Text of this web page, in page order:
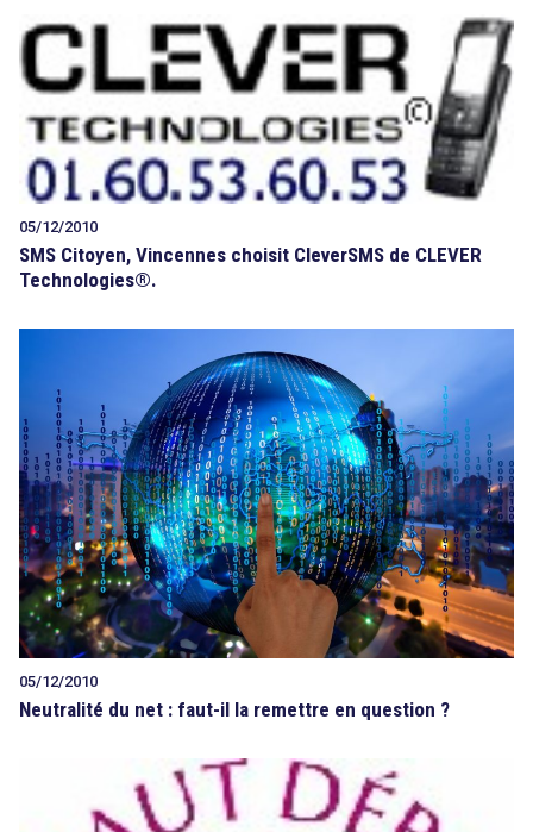
05/12/2010
SMS Citoyen, Vincennes choisit CleverSMS de CLEVER
Technologies®.
05/12/2010
Neutralité du net : faut-il la remettre en question ?